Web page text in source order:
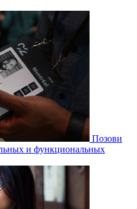
Позови
и функциональных